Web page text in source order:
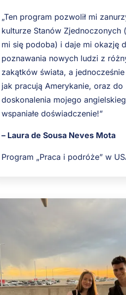
„Ten program pozwolił mi
kulturze Stanów Zjednoczonych
mi się podoba) i daje mi okazję
poznawania nowych ludzi z
zakątków świata, a
jak pracują Amerykanie, oraz do
doskonalenia mojego
wspaniałe doświadczenie!”
– Laura de Sousa Neves Mota
Program „Praca i podróże” w